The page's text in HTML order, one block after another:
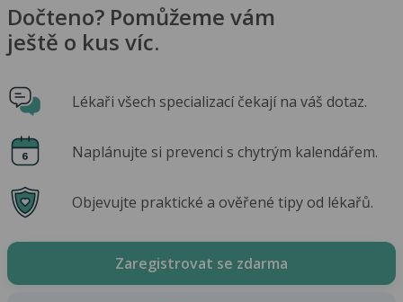
Dočteno? Pomůžeme vám
ještě o kus víc.
Lékaři všech specializací čekají na váš dotaz.
Naplánujte si prevenci s chytrým kalendářem.
Objevujte praktické a ověřené tipy od lékařů.
Zaregistrovat se zdarma